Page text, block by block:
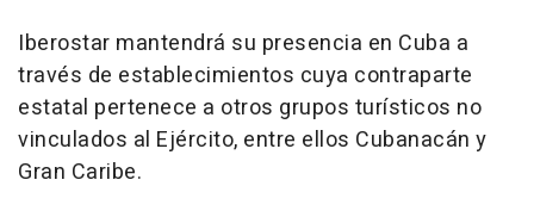
Iberostar mantendrá su presencia en Cuba a
través de establecimientos cuya contraparte
estatal pertenece a otros grupos turísticos no
vinculados al Ejército, entre ellos Cubanacán y
Gran Caribe.